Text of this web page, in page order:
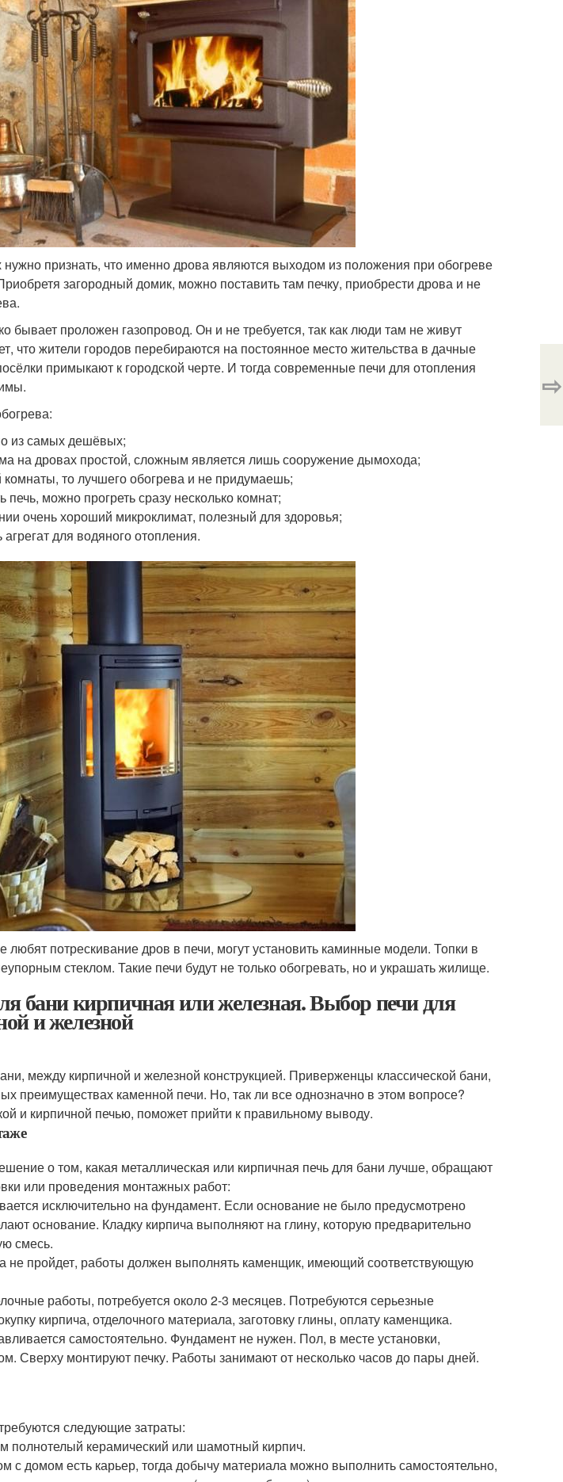
нужно признать, что именно дрова являются выходом из положения при обогреве
загородный домик, можно поставить там печку, приобрести дрова и не
бывает проложен газопровод. Он и не требуется, так как люди там не живут
что жители городов перебираются на постоянное место жительства в дачные
примыкают к городской черте. И тогда современные печи для отопления
из самых дешёвых;
на дровах простой, сложным является лишь сооружение дымохода;
комнаты, то лучшего обогрева и не придумаешь;
можно прогреть сразу несколько комнат;
очень хороший микроклимат, полезный для здоровья;
для водяного отопления.
любят потрескивание дров в печи, могут установить каминные модели. Топки в
стеклом. Такие печи будут не только обогревать, но и украшать жилище.
бани кирпичная или железная. Выбор печи для
и железной
между кирпичной и железной конструкцией. Приверженцы классической бани,
преимуществах каменной печи. Но, так ли все однозначно в этом вопросе?
и кирпичной печью, поможет прийти к правильному выводу.
о том, какая металлическая или кирпичная печь для бани лучше, обращают
или проведения монтажных работ:
исключительно на фундамент. Если основание не было предусмотрено
основание. Кладку кирпича выполняют на глину, которую предварительно
смесь.
не пройдет, работы должен выполнять каменщик, имеющий соответствующую
работы, потребуется около 2-3 месяцев. Потребуются серьезные
кирпича, отделочного материала, заготовку глины, оплату каменщика.
самостоятельно. Фундамент не нужен. Пол, в месте установки,
Сверху монтируют печку. Работы занимают от несколько часов до пары дней.
следующие затраты:
полнотелый керамический или шамотный кирпич.
с домом есть карьер, тогда добычу материала можно выполнить самостоятельно,
⇨